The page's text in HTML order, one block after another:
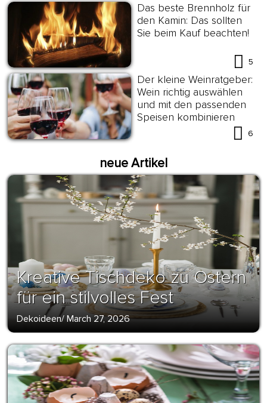
Das beste Brennholz für
den Kamin: Das sollten
Sie beim Kauf beachten!
5
Der kleine Weinratgeber:
Wein richtig auswählen
und mit den passenden
Speisen kombinieren
6
neue Artikel
Kreative Tischdeko zu Ostern
für ein stilvolles Fest
Dekoideen/March 27, 2026